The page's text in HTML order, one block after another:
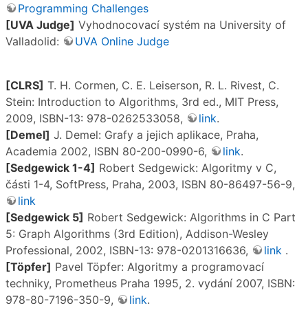
Programming Challenges
[UVA Judge] Vyhodnocovací systém na University of
Valladolid:
UVA Online Judge
[CLRS] T. H. Cormen, C. E. Leiserson, R. L. Rivest, C.
Stein: Introduction to Algorithms, 3rd ed., MIT Press,
2009, ISBN-13: 978-0262533058,
link.
[Demel] J. Demel: Grafy a jejich aplikace, Praha,
Academia 2002, ISBN 80-200-0990-6,
link.
[Sedgewick 1-4] Robert Sedgewick: Algoritmy v C,
části 1-4, SoftPress, Praha, 2003, ISBN 80-86497-56-9,
link
[Sedgewick 5] Robert Sedgewick: Algorithms in C Part
5: Graph Algorithms (3rd Edition), Addison-Wesley
Professional, 2002, ISBN-13: 978-0201316636,
link .
[Töpfer] Pavel Töpfer: Algoritmy a programovací
techniky, Prometheus Praha 1995, 2. vydání 2007, ISBN:
978-80-7196-350-9,
link.